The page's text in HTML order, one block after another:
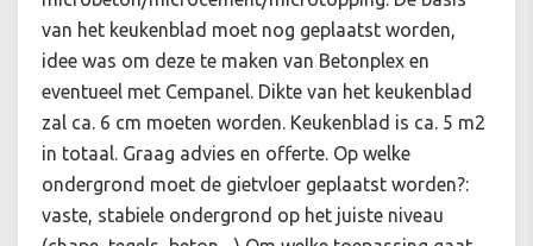
van het keukenblad moet nog geplaatst worden,
idee was om deze te maken van Betonplex en
eventueel met Cempanel. Dikte van het keukenblad
zal ca. 6 cm moeten worden. Keukenblad is ca. 5 m2
in totaal. Graag advies en offerte. Op welke
ondergrond moet de gietvloer geplaatst worden?:
vaste, stabiele ondergrond op het juiste niveau